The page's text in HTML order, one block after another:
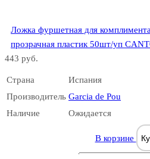
Ложка фуршетная для
прозрачная пластик 50шт/уп
443 руб.
Страна
Испания
Производитель Garcia de Pou
Наличие
Ожидается
В корзине